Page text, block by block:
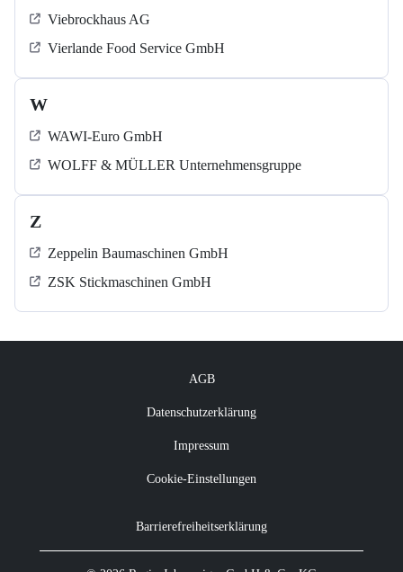
Viebrockhaus AG
Vierlande Food Service GmbH
W
WAWI-Euro GmbH
WOLFF & MÜLLER Unternehmensgruppe
Z
Zeppelin Baumaschinen GmbH
ZSK Stickmaschinen GmbH
AGB
Datenschutzerklärung
Impressum
Cookie-Einstellungen
Barrierefreiheitserklärung